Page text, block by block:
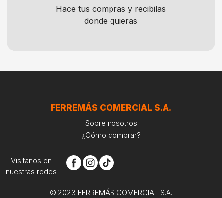
Hace tus compras y recibilas
donde quieras
FERREMÁS COMERCIAL S.A.
Sobre nosotros
¿Cómo comprar?
Visitanos en
nuestras redes
© 2023 FERREMÁS COMERCIAL S.A.